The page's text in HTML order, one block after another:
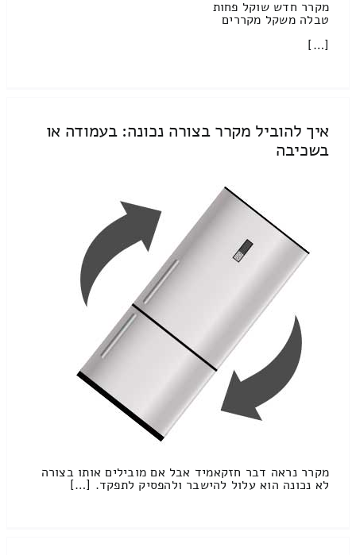
מקרר חדש שוקל פחות
טבלה משקל מקררים
[…]
איך להוביל מקרר בצורה נכונה: בעמודה או
בשכיבה
מקרר נראה דבר חזקאמיד אבל אם מובילים אותו בצורה
לא נכונה הוא עלול להישבר ולהפסיק לתפקד. […]